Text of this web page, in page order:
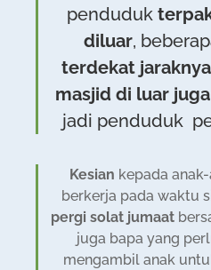
penduduk
diluar,
terdekat
masjid di luar
jadi penduduk
Kesian kepada
berkerja pada waktu
pergi solat jumaat
juga bapa yang
mengambil anak